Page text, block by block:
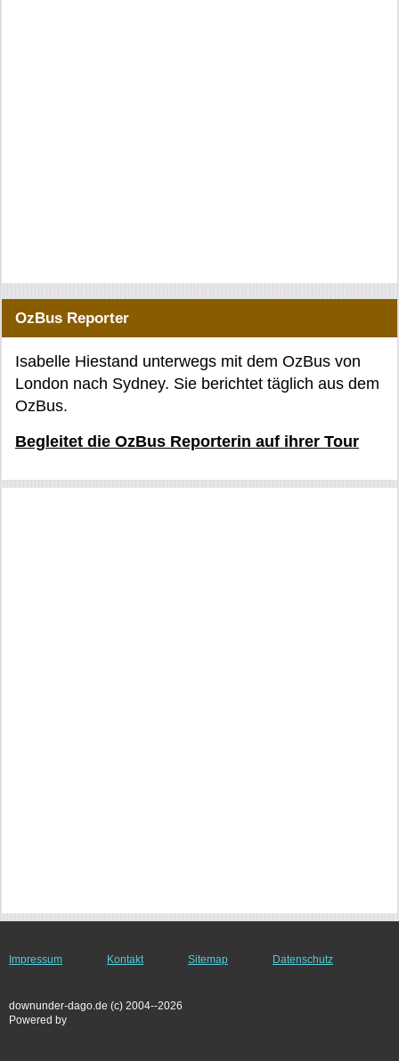
OzBus Reporter
Isabelle Hiestand unterwegs mit dem OzBus von
London nach Sydney. Sie berichtet täglich aus dem
OzBus.
Begleitet die OzBus Reporterin auf ihrer Tour
Impressum Kontakt Sitemap Datenschutz
downunder-dago.de (c) 2004--2026
Powered by